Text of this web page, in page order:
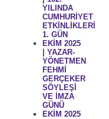
YILINDA
CUMHURİYET
ETKİNLİKLERİ
1. GÜN
EKİM 2025
| YAZAR-
YÖNETMEN
FEHMİ
GERÇEKER
SÖYLEŞİ
VE İMZA
GÜNÜ
EKİM 2025